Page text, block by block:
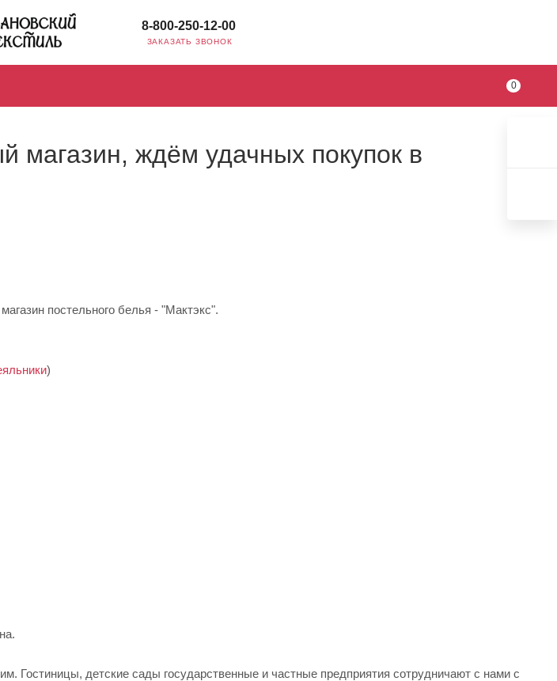
8-800-250-12-00
ЗАКАЗАТЬ ЗВОНОК
0
магазин, ждём удачных покупок в
постельного белья - "Мактэкс".
)
Гостиницы, детские сады государственные и частные предприятия сотрудничают с нами с